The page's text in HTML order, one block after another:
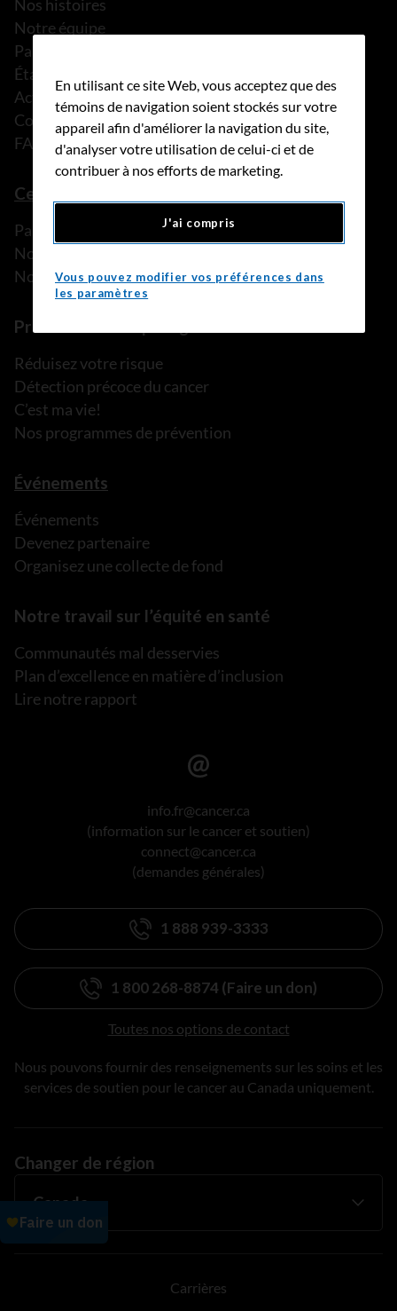
Nos histoires
Notre équipe
Partenariats
États financiers
Actualités
Communiqués de presse
FAQ
Ce que nous pouvons faire
Parler à une personne de confiance
Nos programmes et services
Nos ressources
Prévention et dépistage
Réduisez votre risque
Détection précoce du cancer
C’est ma vie!
Nos programmes de prévention
Événements
Événements
Devenez partenaire
Organisez une collecte de fond
Notre travail sur l’équité en santé
Communautés mal desservies
Plan d’excellence en matière d’inclusion
Lire notre rapport
info.fr@cancer.ca
(information sur le cancer et soutien)
connect@cancer.ca
(demandes générales)
1 888 939-3333
1 800 268-8874 (Faire un don)
Toutes nos options de contact
Nous pouvons fournir des renseignements sur les soins et les
services de soutien pour le cancer au Canada uniquement.
Changer de région
Carrières
En utilisant ce site Web, vous acceptez que des
témoins de navigation soient stockés sur votre
appareil afin d'améliorer la navigation du site,
d'analyser votre utilisation de celui-ci et de
contribuer à nos efforts de marketing.
J'ai compris
Vous pouvez modifier vos préférences dans
les paramètres